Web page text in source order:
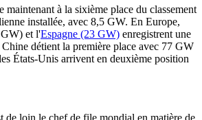
à la sixième place du classement
installée, avec 8,5 GW. En Europe,
et l'Espagne (23 GW) enregistrent une
détient la première place avec 77 GW
États-Unis arrivent en deuxième position